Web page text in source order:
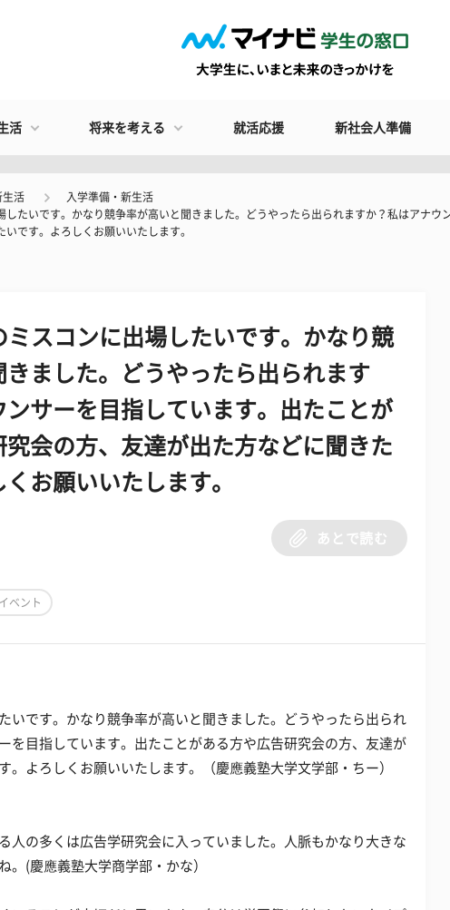
活 将来を考える 就活応援 新社会人準備
生活
入学準備・新生活
したいです。かなり競争率が高いと聞きました。どうやったら出られますか？私はアナ
です。よろしくお願いいたします。
ミスコンに出場したいです。かなり競
きました。どうやったら出られます
ンサーを目指しています。出たことが
究会の方、友達が出た方などに聞きた
お願いいたします。
あとで読む
イベント
いです。かなり競争率が高いと聞きました。どうやったら出られ
を目指しています。出たことがある方や広告研究会の方、友達が
。よろしくお願いいたします。（慶應義塾大学文学部・ちー）
人の多くは広告学研究会に入っていました。人脈もかなり大きな
。(慶應義塾大学商学部・かな）